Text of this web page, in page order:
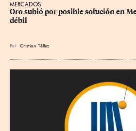
MERCADOS
Oro subió por posible solución en
débil
Por Cristian Téllez